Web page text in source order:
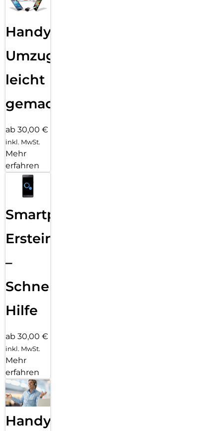
Handy
Umzug
leicht
gemacht!
ab 30,00 €
inkl. MwSt.
Mehr
erfahren
Smartphone
Ersteinrichtung
–
Schnelle
Hilfe
ab 30,00 €
inkl. MwSt.
Mehr
erfahren
Handy